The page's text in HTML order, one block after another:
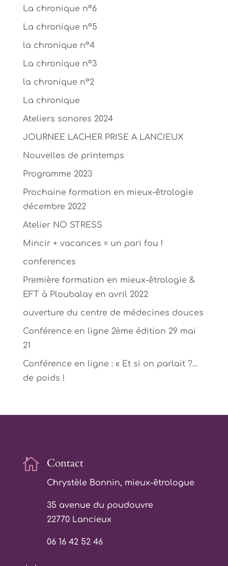
La chronique n°6
La chronique n°5
la chronique n°4
La chronique n°3
la chronique n°2
La chronique
Ateliers sonores 2024
JOURNEE LACHER PRISE A LANCIEUX
Nouvelles de printemps
Programme 2023
Prochaine formation en mieux-êtrologie
décembre 2022
Atelier NO STRESS
Mincir + vacances = un pari fou !
conferences
Première formation en mieux-êtrologie &
EFT à Ploubalay en avril 2022
ouverture du centre de médecines douces
Conférence en ligne 2ème édition 29 mai
21
Conférence en ligne : « Et si on parlait ?…
de poids !
 Contact
Chrystèle Bonnin, mieux-êtrologue
35 avenue du poudouvre
22770 Lancieux
06 16 42 52 46